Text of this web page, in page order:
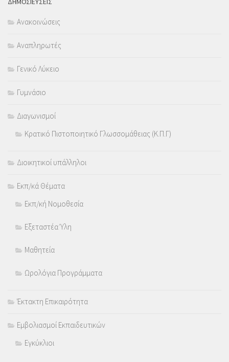
Ανακοινώσεις
Αναπληρωτές
Γενικό Λύκειο
Γυμνάσιο
Διαγωνισμοί
Κρατικό Πιστοποιητικό Γλωσσομάθειας (Κ.Π.Γ)
Διοικητικοί υπάλληλοι
Εκπ/κά Θέματα
Εκπ/κή Νομοθεσία
Εξεταστέα Ύλη
Μαθητεία
Ωρολόγια Προγράμματα
Έκτακτη Επικαιρότητα
Εμβολιασμοί Εκπαιδευτικών
Εγκύκλιοι